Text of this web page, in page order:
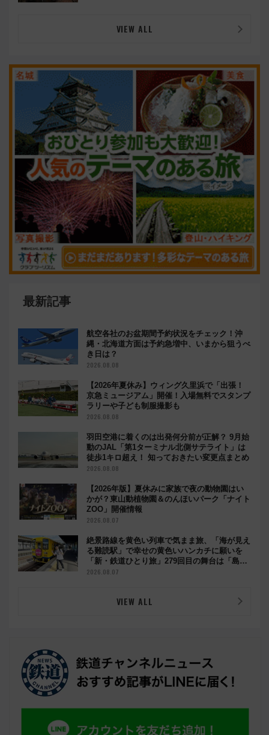
VIEW ALL
最新記事
航空各社のお盆期間予約状況をチェック！沖
縄・北海道方面は予約急増中、いまから狙うべ
き日は？
2026.08.08
【2026年夏休み】ウィング久里浜で「出張！
京急ミュージアム」開催！入場無料でスタンプ
ラリーや子ども制服撮影も
2026.08.08
羽田空港に着くのは出発何分前が正解？ 9月始
動のJAL「第1ターミナル北側サテライト」は
徒歩1キロ超え！ 知っておきたい変更点まとめ
2026.08.08
【2026年版】夏休みに家族で夜の動物園はい
かが？東山動植物園＆のんほいパーク「ナイト
ZOO」開催情報
2026.08.07
絶景路線を黄色い列車で気まま旅、「海が見え
る難読駅」で幸せの黄色いハンカチに願いを
「新・鉄道ひとり旅」279回目の舞台は「島原
鉄道」
2026.08.07
VIEW ALL